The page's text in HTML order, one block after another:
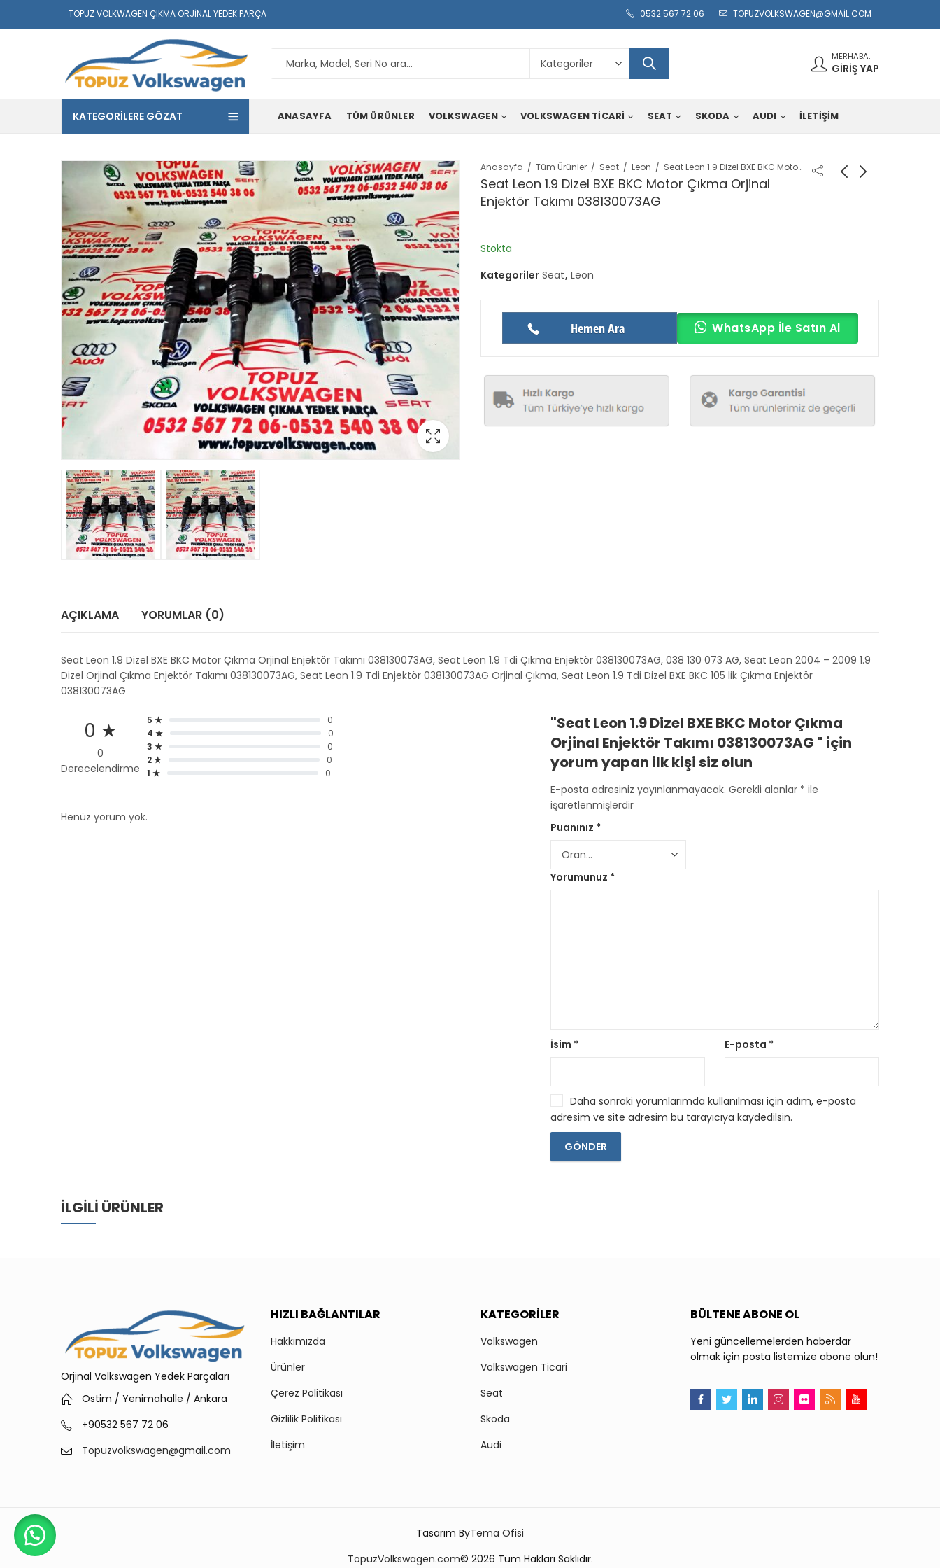
TOPUZ VOLKWAGEN ÇIKMA ORJINAL YEDEK PARÇA 0532 567 72 06 TOPUZVOLKSWAGEN@GMAIL.COM
MERHABA,
GIRIŞ YAP
KATEGORILERE GÖZAT ANASAYFA TÜM ÜRÜNLER VOLKSWAGEN VOLKSWAGEN TICARI SEAT SKODA AUDI İLETİŞİM
Anasayfa Tüm Ürünler Seat Leon Seat Leon 1.9 Dizel BXE BKC Motor Çıkma Orjinal Enjektör Takımı 038130073AG
Seat Leon 1.9 Dizel BXE BKC Motor Çıkma Orjinal
Enjektör Takımı 038130073AG
Stokta
Kategoriler Seat, Leon
Hemen Ara WhatsApp İle Satın Al
AÇIKLAMA YORUMLAR (0)
Seat Leon 1.9 Dizel BXE BKC Motor Çıkma Orjinal Enjektör Takımı 038130073AG, Seat Leon 1.9 Tdi Çıkma Enjektör 038130073AG, 038 130 073 AG, Seat Leon 2004 – 2009 1.9
Dizel Orjinal Çıkma Enjektör Takımı 038130073AG, Seat Leon 1.9 Tdi Enjektör 038130073AG Orjinal Çıkma, Seat Leon 1.9 Tdi Dizel BXE BKC 105 lik Çıkma Enjektör
038130073AG
0 ★
0
Derecelendirme
5 ★
0
4 ★
0
3 ★
0
2 ★
0
1 ★
0
Henüz yorum yok.
"Seat Leon 1.9 Dizel BXE BKC Motor Çıkma
Orjinal Enjektör Takımı 038130073AG " için
yorum yapan ilk kişi siz olun
E-posta adresiniz yayınlanmayacak. Gerekli alanlar * ile
işaretlenmişlerdir
Puanınız *
Yorumunuz *
İsim * E-posta *
Daha sonraki yorumlarımda kullanılması için adım, e-posta
adresim ve site adresim bu tarayıcıya kaydedilsin.
İLGILI ÜRÜNLER
Orjinal Volkswagen Yedek Parçaları
Ostim / Yenimahalle / Ankara
+90532 567 72 06
Topuzvolkswagen@gmail.com
HIZLI BAĞLANTILAR
Hakkımızda
Ürünler
Çerez Politikası
Gizlilik Politikası
İletişim
KATEGORILER
Volkswagen
Volkswagen Ticari
Seat
Skoda
Audi
BÜLTENE ABONE OL
Yeni güncellemelerden haberdar
olmak için posta listemize abone olun!
TopuzVolkswagen.com© 2026 Tüm Hakları Saklıdır.
Tasarım ByTema Ofisi